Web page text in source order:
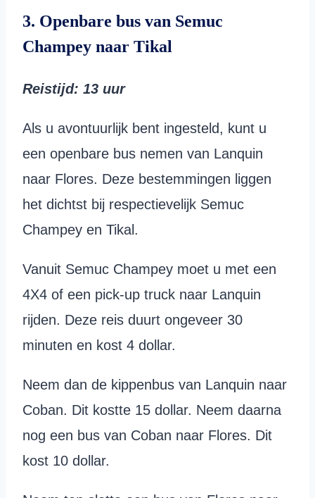
3. Openbare bus van Semuc
Champey naar Tikal
Reistijd: 13 uur
Als u avontuurlijk bent ingesteld, kunt u
een openbare bus nemen van Lanquin
naar Flores. Deze bestemmingen liggen
het dichtst bij respectievelijk Semuc
Champey en Tikal.
Vanuit Semuc Champey moet u met een
4X4 of een pick-up truck naar Lanquin
rijden. Deze reis duurt ongeveer 30
minuten en kost 4 dollar.
Neem dan de kippenbus van Lanquin naar
Coban. Dit kostte 15 dollar. Neem daarna
nog een bus van Coban naar Flores. Dit
kost 10 dollar.